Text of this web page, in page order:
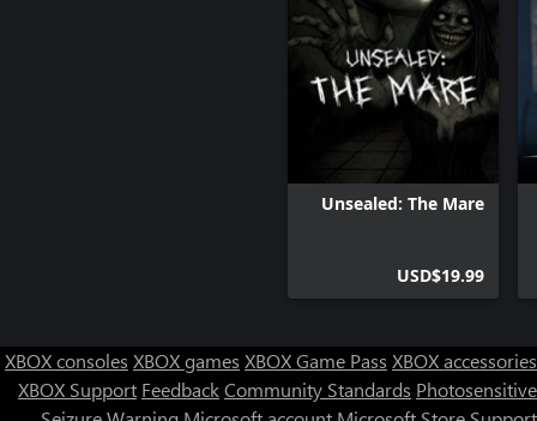
Unsealed: The Mare
USD$19.99
XBOX consoles XBOX games XBOX Game Pass XBOX accessories
XBOX Support FeedbackCommunity Standards Photosensitive